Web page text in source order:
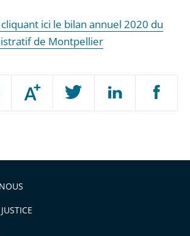
Augmenter
ou
ici le bilan annuel 2020 du
de Montpellier